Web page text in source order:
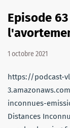
Episode
1 octobre 2021
https://podcast-
inconnues-
Distances